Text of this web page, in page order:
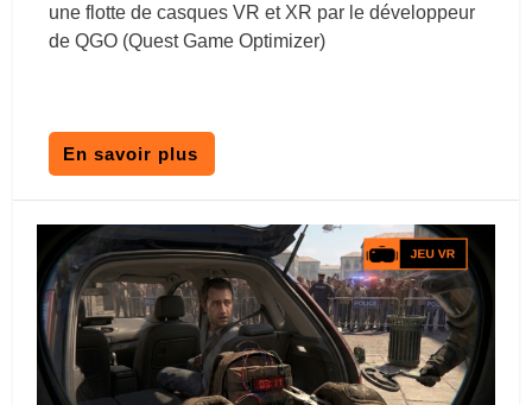
une flotte de casques VR et XR par le développeur
de QGO (Quest Game Optimizer)
En savoir plus